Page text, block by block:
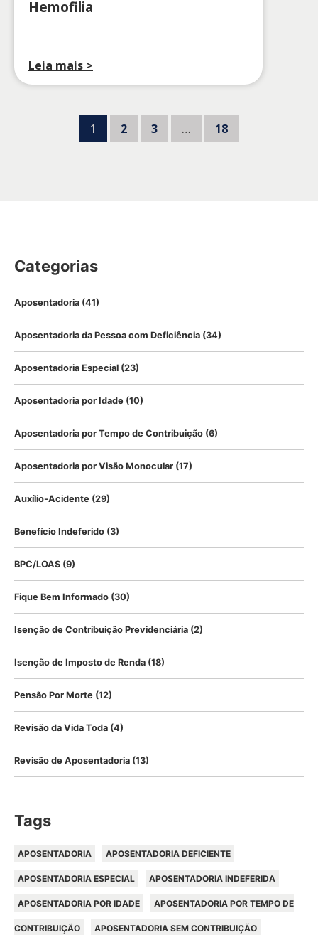
Hemofilia
Leia mais >
1 2 3 … 18
Categorias
Aposentadoria (41)
Aposentadoria da Pessoa com Deficiência (34)
Aposentadoria Especial (23)
Aposentadoria por Idade (10)
Aposentadoria por Tempo de Contribuição (6)
Aposentadoria por Visão Monocular (17)
Auxílio-Acidente (29)
Benefício Indeferido (3)
BPC/LOAS (9)
Fique Bem Informado (30)
Isenção de Contribuição Previdenciária (2)
Isenção de Imposto de Renda (18)
Pensão Por Morte (12)
Revisão da Vida Toda (4)
Revisão de Aposentadoria (13)
Tags
APOSENTADORIA APOSENTADORIA DEFICIENTE
APOSENTADORIA ESPECIAL APOSENTADORIA INDEFERIDA
APOSENTADORIA POR IDADE APOSENTADORIA POR TEMPO DE
CONTRIBUIÇÃO APOSENTADORIA SEM CONTRIBUIÇÃO